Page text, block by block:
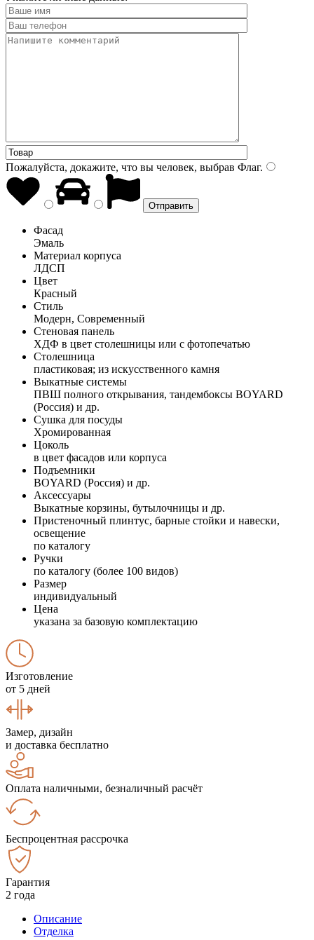
Пожалуйста, докажите, что вы человек, выбрав Флаг.
Фасад
Эмаль
Материал корпуса
ЛДСП
Цвет
Красный
Стиль
Модерн, Современный
Стеновая панель
ХДФ в цвет столешницы или с фотопечатью
Столешница
пластиковая; из искусственного камня
Выкатные системы
ПВШ полного открывания, тандембоксы BOYARD
(Россия) и др.
Сушка для посуды
Хромированная
Цоколь
в цвет фасадов или корпуса
Подъемники
BOYARD (Россия) и др.
Аксессуары
Выкатные корзины, бутылочницы и др.
Пристеночный плинтус, барные стойки и навески,
освещение
по каталогу
Ручки
по каталогу (более 100 видов)
Размер
индивидуальный
Цена
указана за базовую комплектацию
Изготовление
от 5 дней
Замер, дизайн
и доставка бесплатно
Оплата наличными, безналичный расчёт
Беспроцентная рассрочка
Гарантия
2 года
Описание
Отделка